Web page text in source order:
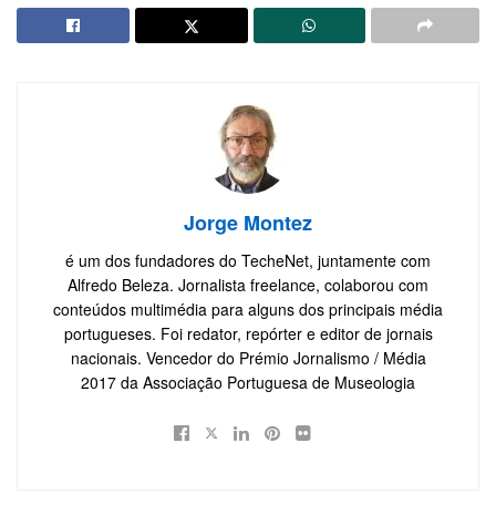
Jorge Montez
é um dos fundadores do TecheNet, juntamente com
Alfredo Beleza. Jornalista freelance, colaborou com
conteúdos multimédia para alguns dos principais média
portugueses. Foi redator, repórter e editor de jornais
nacionais. Vencedor do Prémio Jornalismo / Média
2017 da Associação Portuguesa de Museologia